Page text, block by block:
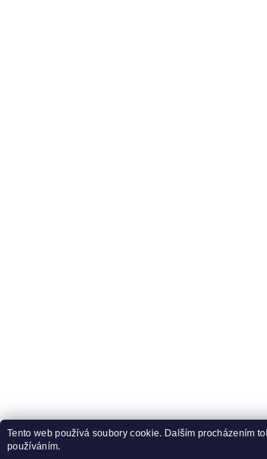
Tento web používá soubory cookie. Dalším procházením
používáním.